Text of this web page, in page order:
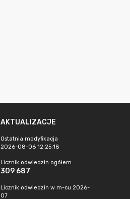
AKTUALIZACJE
Ostatnia modyfikacja
2026-08-06 12:25:18
Licznik odwiedzin ogółem
309 687
Licznik odwiedzin w m-cu 2026-
07